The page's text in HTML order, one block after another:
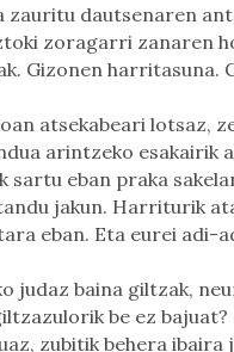
dautsenaren
zoragarri zanaren
Gizonen harritasuna.
atsekabeari lotsaz,
arintzeko esakairik
eban praka
jakun. Harriturik
eban. Eta eurei adi-
judaz baina giltzak,
be ez bajuat?
zubitik behera ibaira